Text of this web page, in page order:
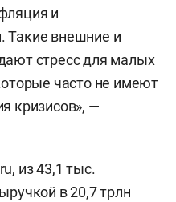
и
Такие внешние и
стресс для малых
часто не имеют
кризисов», —
, из 43,1 тыс.
в 20,7 трлн